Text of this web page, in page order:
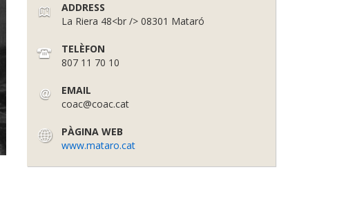
ADDRESS
La Riera 48<br /> 08301 Mataró
TELÈFON
807 11 70 10
EMAIL
coac@coac.cat
PÀGINA WEB
www.mataro.cat